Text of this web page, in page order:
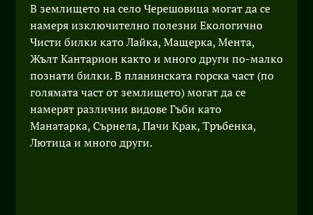
В землището на село Черешовица могат да се
намеря изключително полезни Екологично
Чисти билки като Лайка, Мащерка, Мента,
Жълт Кантарион както и много други по-малко
познати билки. В планинската горска част (по
голямата част от землището) могат да се
намерят различни видове Гъби като
Манатарка, Сърнела, Пачи Крак, Тръбенка,
Лютица и много други.